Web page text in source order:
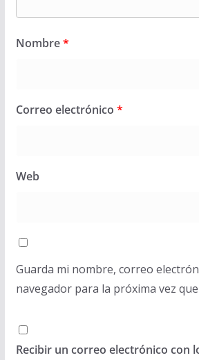
Nombre*
Correo electrónico *
Web
Guarda mi nombre, correo
navegador para la próxima vez
Recibir un correo electrónico con